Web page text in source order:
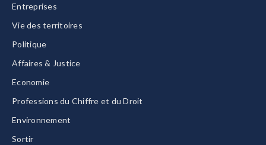
Entreprises
Vie des territoires
Politique
Affaires & Justice
Economie
Professions du Chiffre et du Droit
Environnement
Sortir